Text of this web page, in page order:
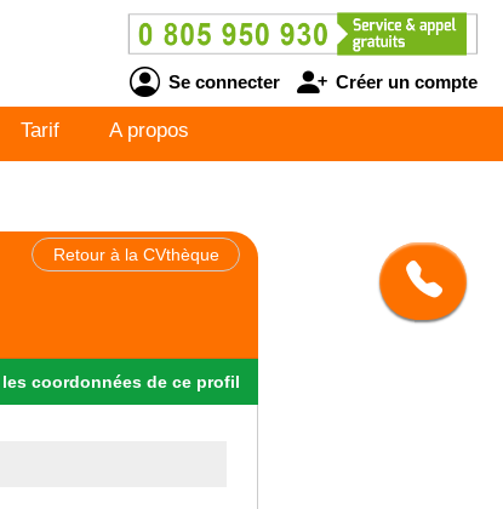
Se connecter Créer un compte
Tarif A propos
Retour à la CVthèque
les coordonnées de ce profil